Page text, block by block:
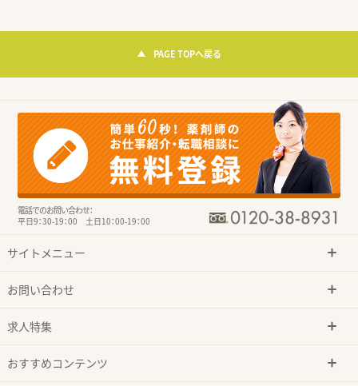
PAGE TOPへ戻る
電話でのお問い合わせ：
平日9：30-19：00 土日10：00-19：00
サイトメニュー
お問い合わせ
求人特集
おすすめコンテンツ